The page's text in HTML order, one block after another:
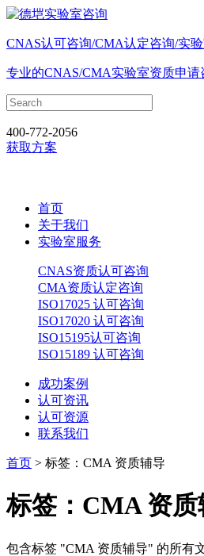
CNAS认可咨询/CMA认定咨询/实
专业的CNAS/CMA实验室资质申请
400-772-2056
获取方案
首页
关于我们
实验室服务
CNAS资质认可咨询
CMA资质认定咨询
ISO17025 认可咨询
ISO17020 认可咨询
ISO15195认可咨询
ISO15189 认可咨询
成功案例
认可资讯
认可资源
联系我们
首页 > 标签：CMA 资质辅导
标签：CMA 资质
包含标签 "CMA 资质辅导" 的所有